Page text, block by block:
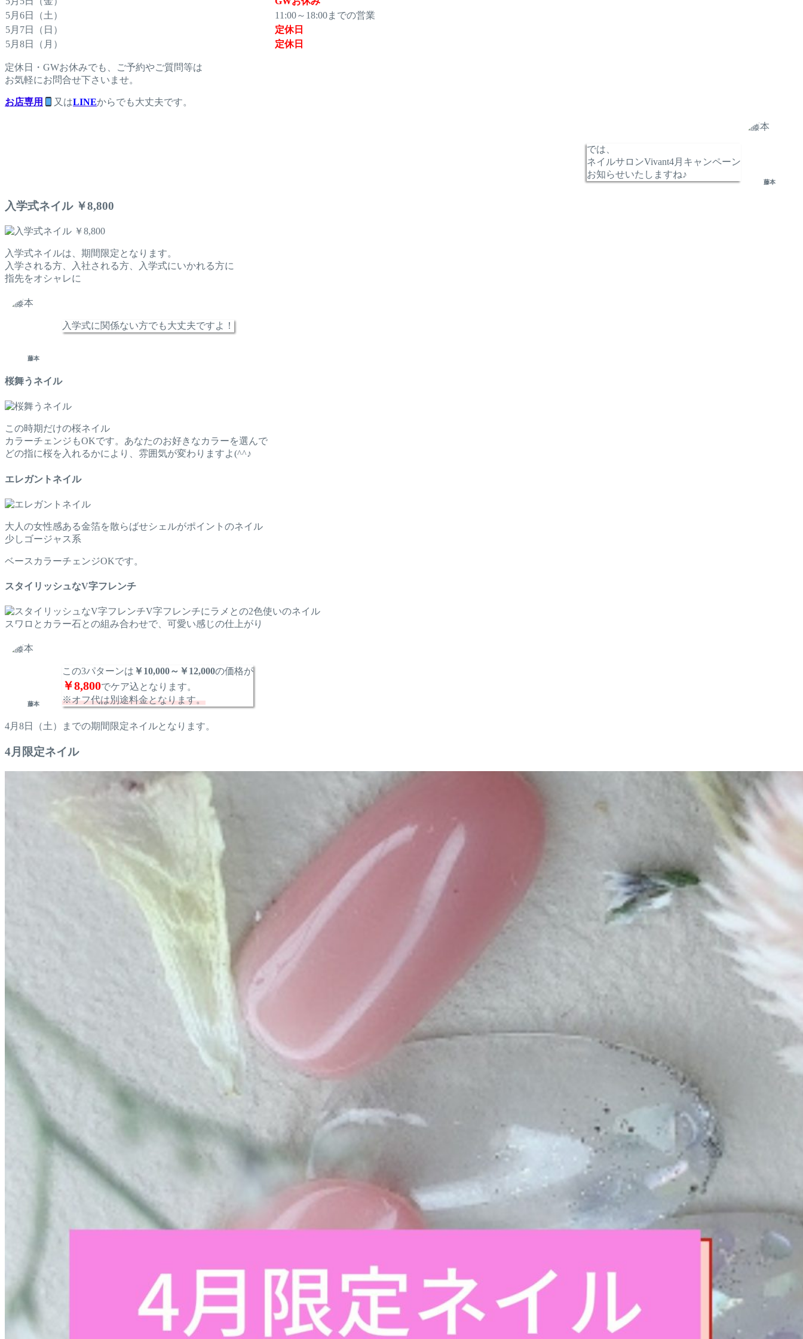
5月6日（土）
11:00～18:00までの営業
5月7日（日）
定休日
5月8日（月）
定休日
定休日・GWお休みでも、ご予約やご質問等は
お気軽にお問合せ下さいませ。
お店専用 又はLINEからでも大丈夫です。
では、
ネイルサロンVivant4月キャンペーン
お知らせいたしますね♪
藤本
入学式ネイル ￥8,800
入学式ネイルは、期間限定となります。
入学される方、入社される方、入学式にいかれる方に
指先をオシャレに
藤本
入学式に関係ない方でも大丈夫ですよ！
桜舞うネイル
この時期だけの桜ネイル
カラーチェンジもOKです。あなたのお好きなカラーを選んで
どの指に桜を入れるかにより、雰囲気が変わりますよ(^^♪
エレガントネイル
大人の女性感ある金箔を散らばせシェルがポイントのネイル
少しゴージャス系
ベースカラーチェンジOKです。
スタイリッシュなV字フレンチ
V字フレンチにラメとの2色使いのネイル
スワロとカラー石との組み合わせで、可愛い感じの仕上がり
藤本
この3パターンは ￥10,000～￥12,000の価格が
￥8,800でケア込となります。
※オフ代は別途料金となります。
4月8日（土）までの期間限定ネイルとなります。
4月限定ネイル